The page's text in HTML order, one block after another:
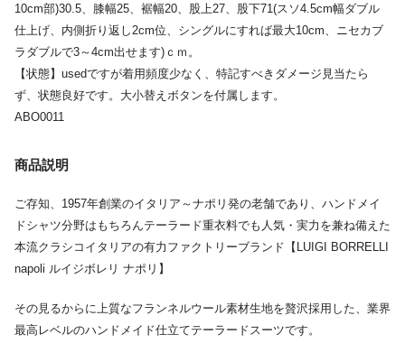
10cm部)30.5、膝幅25、裾幅20、股上27、股下71(スソ4.5cm幅ダブル
仕上げ、内側折り返し2cm位、シングルにすれば最大10cm、ニセカブ
ラダブルで3～4cm出せます)ｃｍ。
【状態】usedですが着用頻度少なく、特記すべきダメージ見当たら
ず、状態良好です。大小替えボタンを付属します。
ABO0011
商品説明
ご存知、1957年創業のイタリア～ナポリ発の老舗であり、ハンドメイ
ドシャツ分野はもちろんテーラード重衣料でも人気・実力を兼ね備えた
本流クラシコイタリアの有力ファクトリーブランド【LUIGI BORRELLI
napoli ルイジボレリ ナポリ】
その見るからに上質なフランネルウール素材生地を贅沢採用した、業界
最高レベルのハンドメイド仕立てテーラードスーツです。